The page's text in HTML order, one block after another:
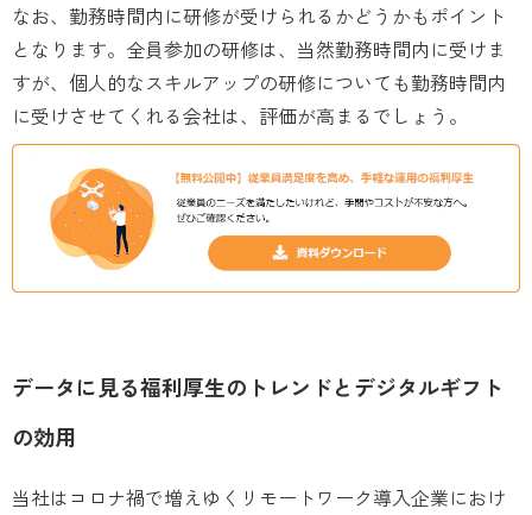
なお、勤務時間内に研修が受けられるかどうかもポイント
となります。全員参加の研修は、当然勤務時間内に受けま
すが、個人的なスキルアップの研修についても勤務時間内
に受けさせてくれる会社は、評価が高まるでしょう。
データに見る福利厚生のトレンドとデジタルギフト
の効用
当社はコロナ禍で増えゆくリモートワーク導入企業におけ